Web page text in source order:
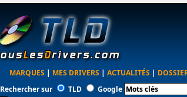
MARQUES | MES DRIVERS | ACTUALITÉS |
Rechercher sur
TLD Google